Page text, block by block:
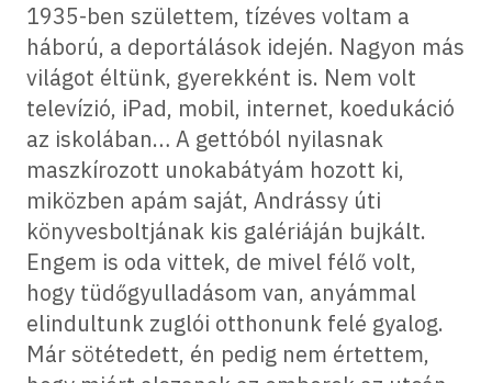
1935-ben születtem, tízéves voltam a
háború, a deportálások idején. Nagyon más
világot éltünk, gyerekként is. Nem volt
televízió, iPad, mobil, internet, koedukáció
az iskolában… A gettóból nyilasnak
maszkírozott unokabátyám hozott ki,
miközben apám saját, Andrássy úti
könyvesboltjának kis galériáján bujkált.
Engem is oda vittek, de mivel félő volt,
hogy tüdőgyulladásom van, anyámmal
elindultunk zuglói otthonunk felé gyalog.
Már sötétedett, én pedig nem értettem,